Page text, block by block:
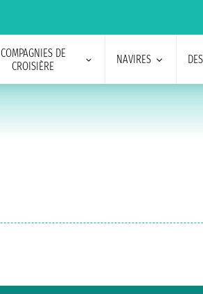
COMPAGNIES DE
CROISIÈRE
NAVIRES